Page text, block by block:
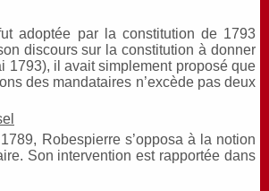
adoptée par la constitution de 1793
discours sur la constitution à donner
1793), il avait simplement proposé que
des mandataires n’excède pas deux
Robespierre s’opposa à la notion
Son intervention est rapportée dans